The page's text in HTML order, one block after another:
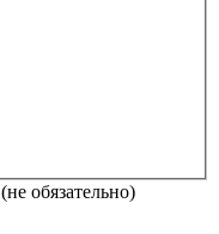
(не обязательно)